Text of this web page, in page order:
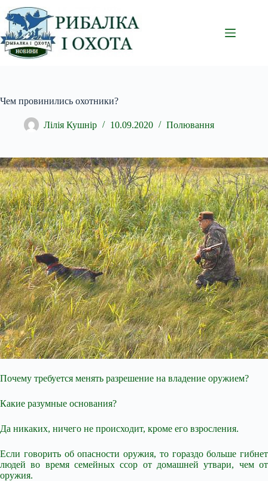
Перейти
до
вмісту
Чем провинились охотники?
Лілія Кушнір 10.09.2020 Полювання
Почему требуется менять разрешение на владение оружием?
Какие разумные основания?
Да никаких, ничего не происходит, кроме его взросления.
Если говорить об опасности оружия, то гораздо больше гибнет
людей во время семейных ссор от домашней утвари, чем от
оружия.